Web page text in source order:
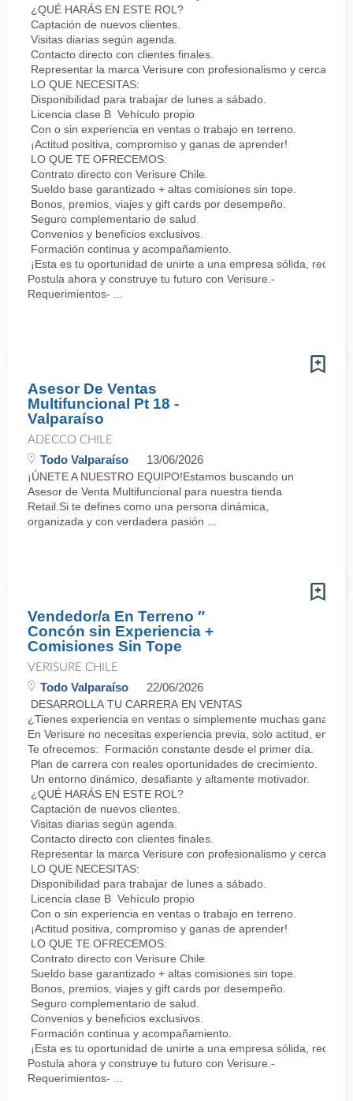
¿QUÉ HARÁS EN ESTE ROL?
Captación de nuevos clientes.
Visitas diarias según agenda.
Contacto directo con clientes finales.
Representar la marca Verisure con profesionalismo y cercanía.
LO QUE NECESITAS:
Disponibilidad para trabajar de lunes a sábado.
Licencia clase B Vehículo propio
Con o sin experiencia en ventas o trabajo en terreno.
¡Actitud positiva, compromiso y ganas de aprender!
LO QUE TE OFRECEMOS:
Contrato directo con Verisure Chile.
Sueldo base garantizado + altas comisiones sin tope.
Bonos, premios, viajes y gift cards por desempeño.
Seguro complementario de salud.
Convenios y beneficios exclusivos.
Formación continua y acompañamiento.
¡Esta es tu oportunidad de unirte a una empresa sólida,
Postula ahora y construye tu futuro con Verisure.-
Requerimientos- ...
Asesor De Ventas
Multifuncional Pt 18 -
Valparaíso
ADECCO CHILE
Todo Valparaíso 13/06/2026
¡ÚNETE A NUESTRO EQUIPO!Estamos buscando un
Asesor de Venta Multifuncional para nuestra tienda
Retail.Si te defines como una persona dinámica,
organizada y con verdadera pasión ...
Vendedor/a En Terreno ″
Concón sin Experiencia +
Comisiones Sin Tope
VERISURE CHILE
Todo Valparaíso 22/06/2026
DESARROLLA TU CARRERA EN VENTAS
¿Tienes experiencia en ventas o simplemente muchas ganas
En Verisure no necesitas experiencia previa, solo actitud,
Te ofrecemos: Formación constante desde el primer día.
Plan de carrera con reales oportunidades de crecimiento.
Un entorno dinámico, desafiante y altamente motivador.
¿QUÉ HARÁS EN ESTE ROL?
Captación de nuevos clientes.
Visitas diarias según agenda.
Contacto directo con clientes finales.
Representar la marca Verisure con profesionalismo y cercanía.
LO QUE NECESITAS:
Disponibilidad para trabajar de lunes a sábado.
Licencia clase B Vehículo propio
Con o sin experiencia en ventas o trabajo en terreno.
¡Actitud positiva, compromiso y ganas de aprender!
LO QUE TE OFRECEMOS:
Contrato directo con Verisure Chile.
Sueldo base garantizado + altas comisiones sin tope.
Bonos, premios, viajes y gift cards por desempeño.
Seguro complementario de salud.
Convenios y beneficios exclusivos.
Formación continua y acompañamiento.
¡Esta es tu oportunidad de unirte a una empresa sólida,
Postula ahora y construye tu futuro con Verisure.-
Requerimientos- ...